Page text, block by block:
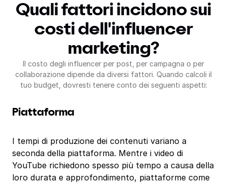
Quali fattori incidono sui
costi dell'influencer
marketing?
Il costo degli influencer per post, per campagna o per
collaborazione dipende da diversi fattori. Quando calcoli il
tuo budget, dovresti tenere conto dei seguenti aspetti:
Piattaforma
I tempi di produzione dei contenuti variano a
seconda della piattaforma. Mentre i video di
YouTube richiedono spesso più tempo a causa della
loro durata e approfondimento, piattaforme come